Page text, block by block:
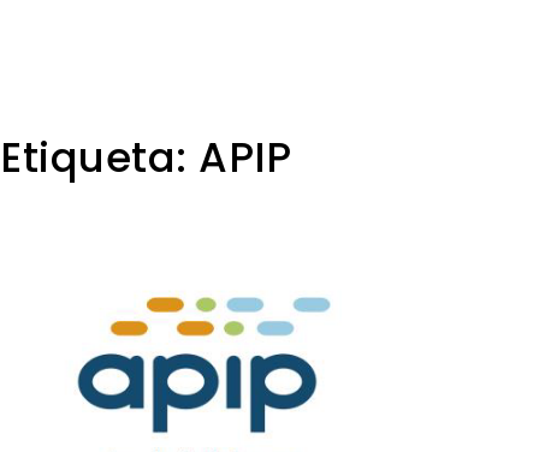
Etiqueta: APIP